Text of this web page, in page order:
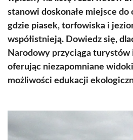
stanowi doskonałe miejsce
gdzie piasek, torfowiska i
współistnieją. Dowiedz się,
Narodowy przyciąga turystów
oferując niezapomniane
możliwości edukacji